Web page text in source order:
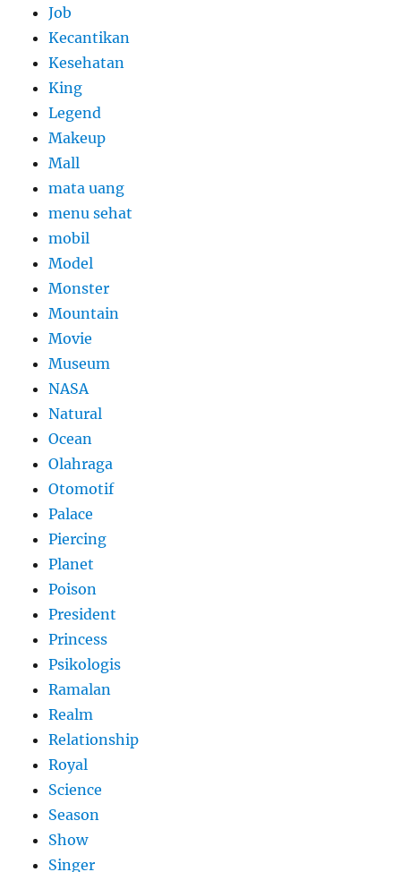
Job
Kecantikan
Kesehatan
King
Legend
Makeup
Mall
mata uang
menu sehat
mobil
Model
Monster
Mountain
Movie
Museum
NASA
Natural
Ocean
Olahraga
Otomotif
Palace
Piercing
Planet
Poison
President
Princess
Psikologis
Ramalan
Realm
Relationship
Royal
Science
Season
Show
Singer